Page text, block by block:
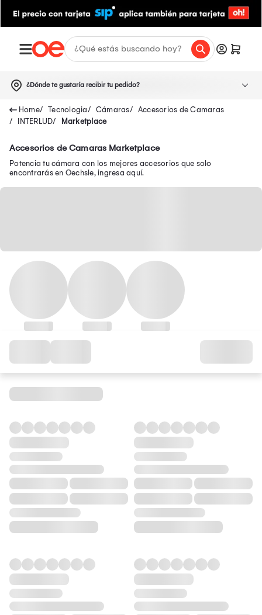
¿Dónde te gustaría recibir tu pedido?
Tecnologia Cámaras
Accesorios de Camaras
INTERLUD
Marketplace
Accesorios de Camaras Marketplace
Potencia tu cámara con los mejores accesorios que solo
encontrarás en Oechsle, ingresa aquí.